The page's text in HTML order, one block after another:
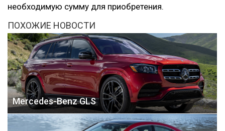
необходимую сумму для приобретения.
ПОХОЖИЕ НОВОСТИ
Mercedes-Benz GLS